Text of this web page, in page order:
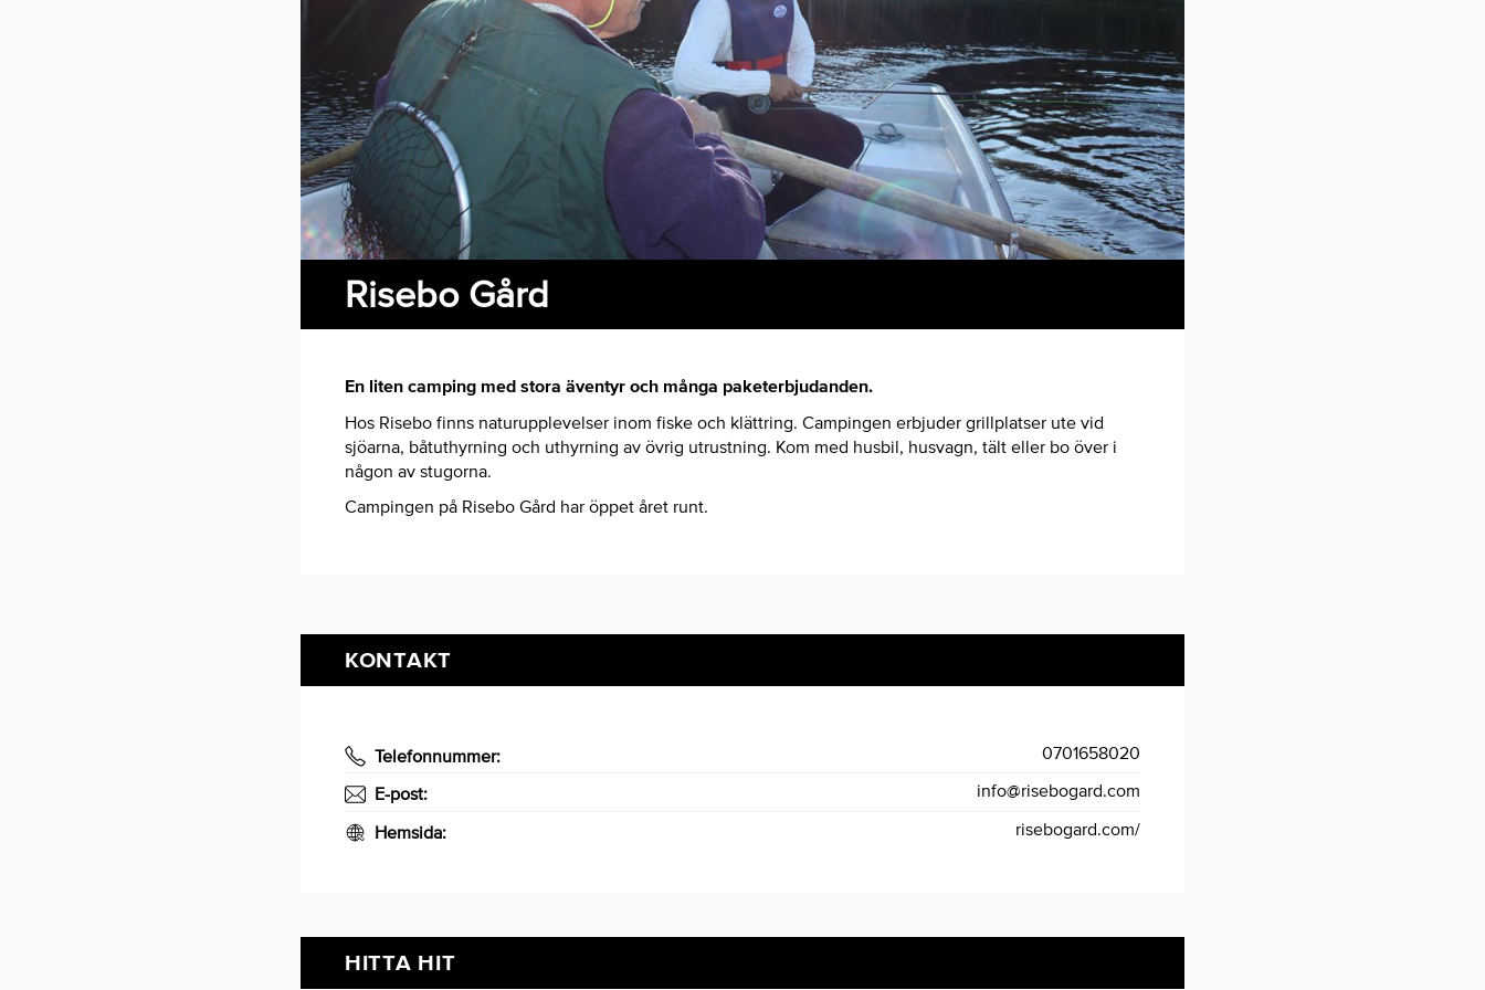
Risebo Gård
En liten camping med stora äventyr och många paketerbjudanden.
Hos Risebo finns naturupplevelser inom fiske och klättring. Campingen erbjuder grillplatser ute vid
sjöarna, båtuthyrning och uthyrning av övrig utrustning. Kom med husbil, husvagn, tält eller bo över i
någon av stugorna.
Campingen på Risebo Gård har öppet året runt.
KONTAKT
Telefonnummer: 0701658020
E-post: info@risebogard.com
Hemsida: risebogard.com/
HITTA HIT